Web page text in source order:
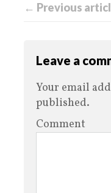
← Previous
Leave a
Your email
published.
Comment